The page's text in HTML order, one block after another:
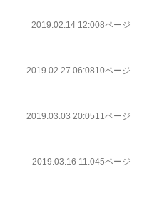
2019.02.14 12:008ページ
2019.02.27 06:0810ページ
2019.03.03 20:0511ページ
2019.03.16 11:045ページ